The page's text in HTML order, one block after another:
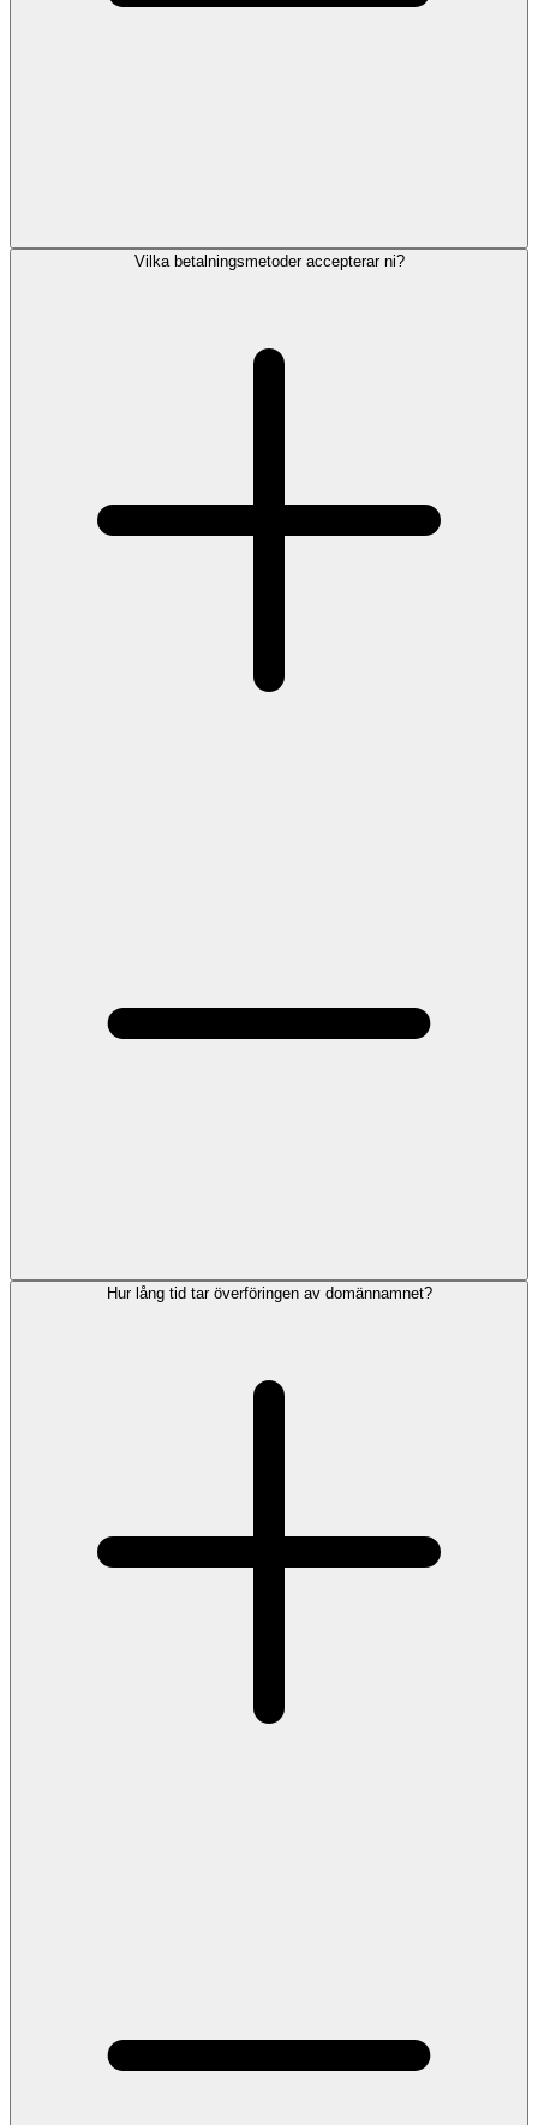
Vilka betalningsmetoder accepterar ni?
Hur lång tid tar överföringen av domännamnet?